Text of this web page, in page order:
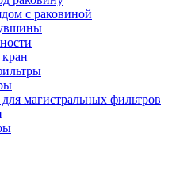
с раковиной
магистральных фильтров